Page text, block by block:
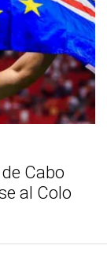
Cabo
al Colo